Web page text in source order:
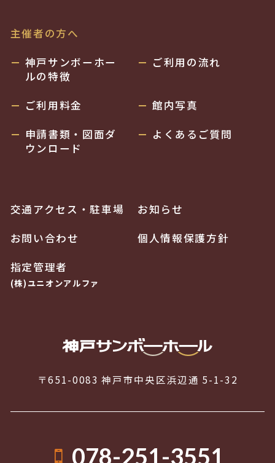
〒651-0083 神戸市中央区浜辺通 5-1-32
078-251-3551
主催者の方へ
神戸サンボーホー
ルの特徴
ご利用の流れ
ご利用料金
館内写真
申請書類・図面ダ
ウンロード
よくあるご質問
交通アクセス・駐車場
お知らせ
お問い合わせ
個人情報保護方針
指定管理者
(株)ユニオンアルファ